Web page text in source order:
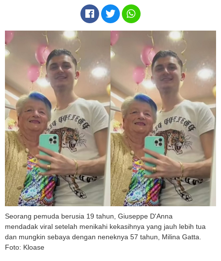
Seorang pemuda berusia 19 tahun, Giuseppe D'Anna
mendadak viral setelah menikahi kekasihnya yang jauh lebih tua
dan mungkin sebaya dengan neneknya 57 tahun, Milina Gatta.
Foto: Kloase